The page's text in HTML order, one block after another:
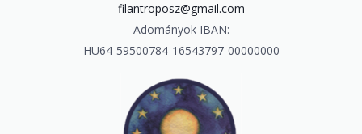
filantroposz@gmail.com
Adományok IBAN:
HU64-59500784-16543797-00000000